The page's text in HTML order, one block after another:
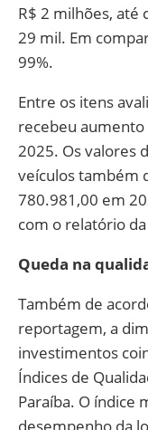
R$ 2 milhões, até
29 mil. Em
99%.
Entre os itens
recebeu
2025. Os valores
veículos também
780.981,00 em
com o relatório
Queda na
Também de
reportagem, a
investimentos
Índices de
Paraíba. O índice